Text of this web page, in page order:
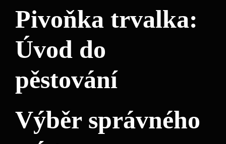
Pivoňka trvalka:
Úvod⁢ do
pěstování
Výběr správného